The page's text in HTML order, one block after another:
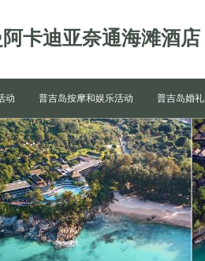
卡迪亚奈通海滩酒店
动 普吉岛按摩和娱乐活动 普吉岛婚礼